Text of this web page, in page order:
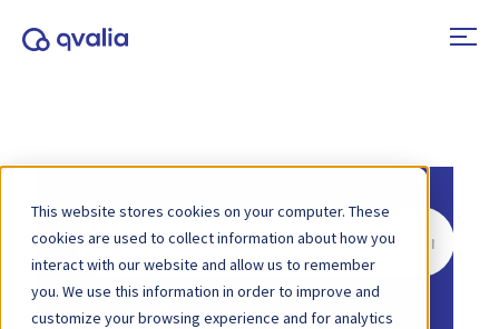
This website stores cookies on your computer. These
cookies are used to collect information about how you
interact with our website and allow us to remember
you. We use this information in order to improve and
customize your browsing experience and for analytics
Rechercher
Accueil Base de connaissances